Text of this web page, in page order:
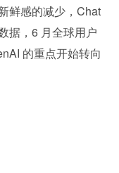
鲜感的减少，Chat
据，6 月全球用户
的重点开始转向